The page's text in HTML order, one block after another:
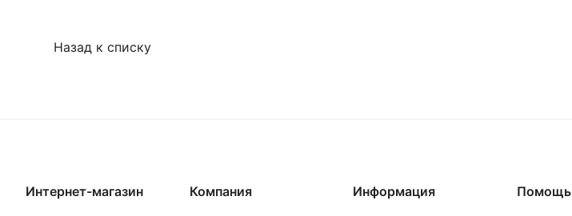
Назад к списку
Интернет-магазин Компания Информация Помощь